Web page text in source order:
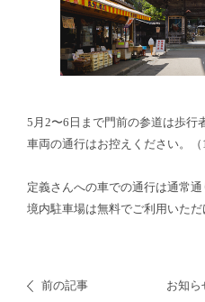
5月2〜6日まで門前の参道は歩行
車両の通行はお控えください。（
定義さんへの車での通行は通常通
境内駐車場は無料でご利用いた
前の記事 お知ら